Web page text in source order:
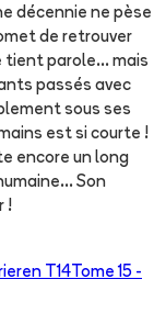
décennie ne pèse
de retrouver
tient parole... mais
passés avec
sous ses
est si courte !
encore un long
Son
!
T14 Tome 15 -